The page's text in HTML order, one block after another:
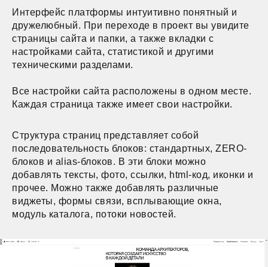
Интерфейс платформы интуитивно понятный и
дружелюбный. При переходе в проект вы увидите
страницы сайта и папки, а также вкладки с
настройками сайта, статистикой и другими
техническими разделами.
Все настройки сайта расположены в одном месте.
Каждая страница также имеет свои настройки.
Структура страниц представляет собой
последовательность блоков: стандартных, ZERO-
блоков и alias-блоков. В эти блоки можно
добавлять тексты, фото, ссылки, html-код, иконки и
прочее. Можно также добавлять различные
виджеты, формы связи, всплывающие окна,
модуль каталога, потоки новостей.